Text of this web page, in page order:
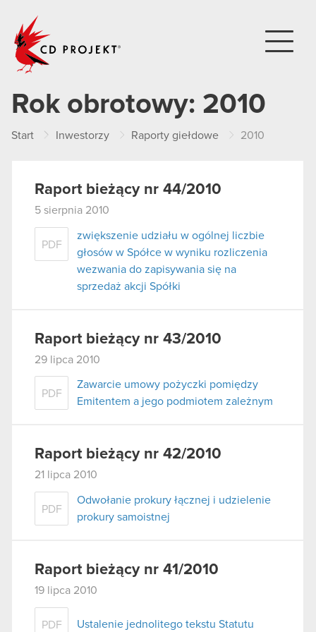
Rok obrotowy: 2010
Start Inwestorzy Raporty giełdowe 2010
Raport bieżący nr 44/2010
5 sierpnia 2010
PDF
zwiększenie udziału w ogólnej liczbie
głosów w Spółce w wyniku rozliczenia
wezwania do zapisywania się na
sprzedaż akcji Spółki
Raport bieżący nr 43/2010
29 lipca 2010
PDF
Zawarcie umowy pożyczki pomiędzy
Emitentem a jego podmiotem zależnym
Raport bieżący nr 42/2010
21 lipca 2010
PDF
Odwołanie prokury łącznej i udzielenie
prokury samoistnej
Raport bieżący nr 41/2010
19 lipca 2010
PDF Ustalenie jednolitego tekstu Statutu